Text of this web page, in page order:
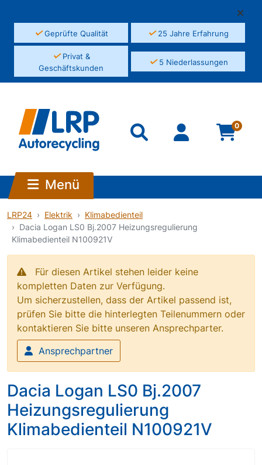
✓Geprüfte Qualität ✓25 Jahre Erfahrung
✓Privat &
Geschäftskunden
✓5 Niederlassungen
0
Menü
LRP24 Elektrik
Klimabedienteil
Dacia Logan LS0 Bj.2007 Heizungsregulierung
Klimabedienteil N100921V
Für diesen Artikel stehen leider keine
kompletten Daten zur Verfügung.
Um sicherzustellen, dass der Artikel passend ist,
prüfen Sie bitte die hinterlegten Teilenummern oder
kontaktieren Sie bitte unseren Ansprechparter.
Ansprechpartner
Dacia Logan LS0 Bj.2007
Heizungsregulierung
Klimabedienteil N100921V